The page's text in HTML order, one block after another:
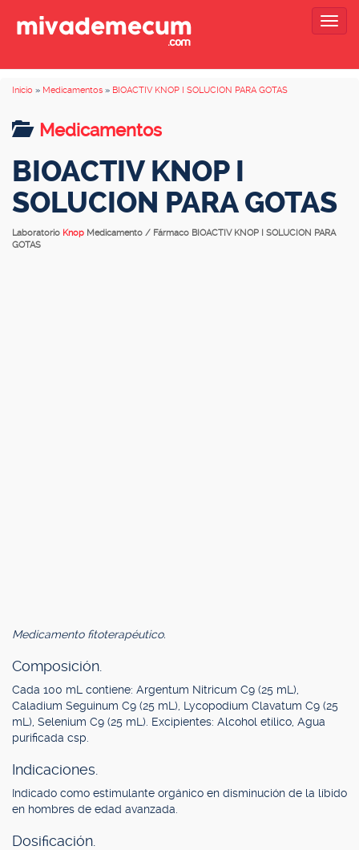
Inicio » Medicamentos » BIOACTIV KNOP I SOLUCION PARA GOTAS
Medicamentos
BIOACTIV KNOP I
SOLUCION PARA GOTAS
Laboratorio Knop Medicamento / Fármaco BIOACTIV KNOP I SOLUCION PARA
GOTAS
Medicamento fitoterapéutico.
Composición.
Cada 100 mL contiene: Argentum Nitricum C9 (25 mL),
Caladium Seguinum C9 (25 mL), Lycopodium Clavatum C9 (25
mL), Selenium C9 (25 mL). Excipientes: Alcohol etílico, Agua
purificada csp.
Indicaciones.
Indicado como estimulante orgánico en disminución de la líbido
en hombres de edad avanzada.
Dosificación.